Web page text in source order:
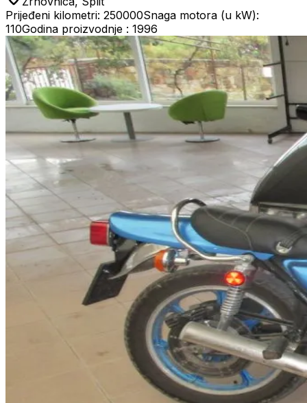
Prijeđeni kilometri: 250000Snaga motora (u kW):
110Godina proizvodnje : 1996